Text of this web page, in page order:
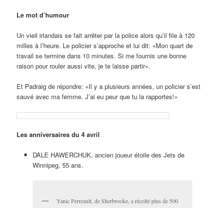
Le mot d’humour
Un vieil irlandais se fait arrêter par la police alors qu’il file à 120
milles à l’heure. Le policier s’approche et lui dit: «Mon quart de
travail se termine dans 10 minutes. Si me fournis une bonne
raison pour rouler aussi vite, je te laisse partir».
Et Padraig de répondre: «Il y a plusieurs années, un policier s’est
sauvé avec ma femme. J’ai eu peur que tu la rapportes!»
Les anniversaires du 4 avril
DALE HAWERCHUK, ancien joueur étoile des Jets de
Winnipeg, 55 ans.
Yanic Perreault, de Sherbrooke, a récolté plus de 500